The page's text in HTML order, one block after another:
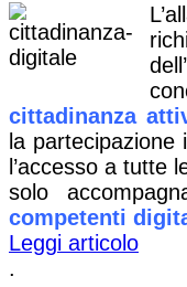
dell’
cittadinanza
la partecipazione
l’accesso a tutte
solo
competenti
Leggi articolo
.